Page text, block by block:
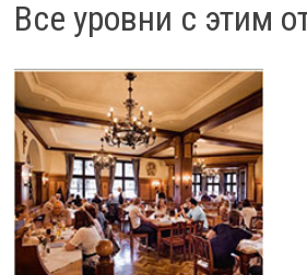
Все уровни с этим